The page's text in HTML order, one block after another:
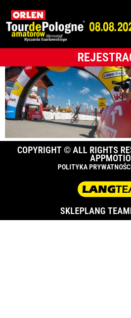
_18K3417
COPYRIGHT © ALL RIGHTS
POLITYKA
SKLEPLANG TEAM